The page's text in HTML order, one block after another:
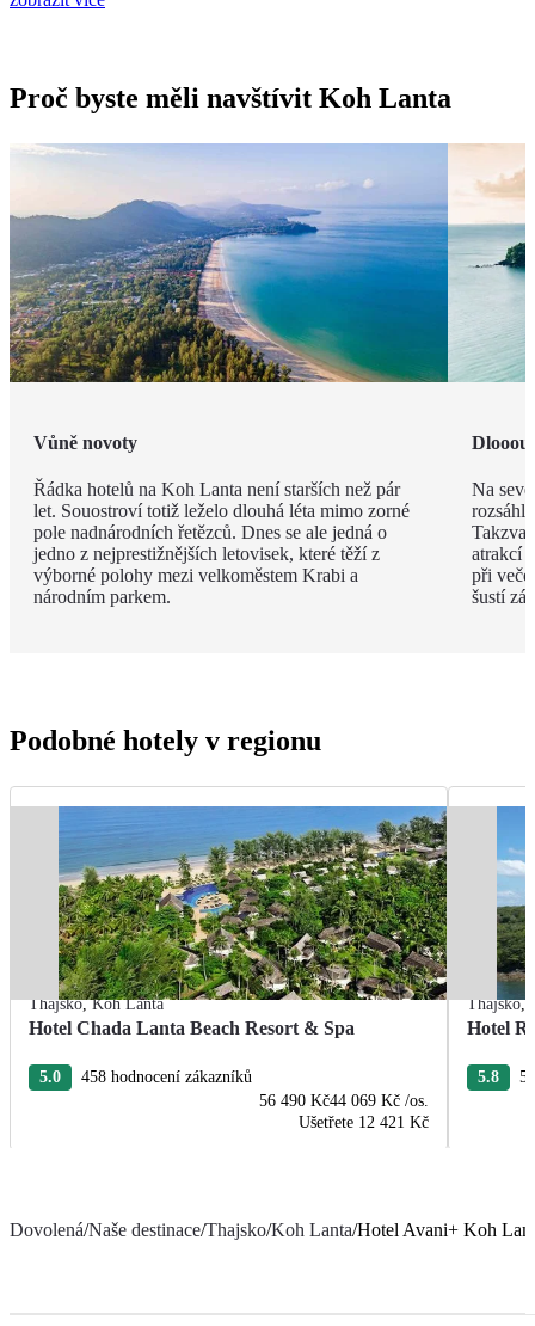
Proč byste měli navštívit Koh Lanta
Vůně novoty
Řádka hotelů na Koh Lanta není starších než pár
let. Souostroví totiž leželo dlouhá léta mimo zorné
pole nadnárodních řetězců. Dnes se ale jedná o
jedno z nejprestižnějších letovisek, které těží z
výborné polohy mezi velkoměstem Krabi a
národním parkem.
Na
atrakcí
při
šustí
Podobné hotely v regionu
Thajsko,Koh Lanta
Hotel Chada Lanta Beach Resort & Spa
5.0
458 hodnocení zákazníků
56 490 Kč44 069 Kč /os.
Ušetřete 12 421 Kč
Thajsko,
Hotel
5.8 5
Dovolená/Naše destinace/Thajsko/Koh Lanta/Hotel Avani+ Koh